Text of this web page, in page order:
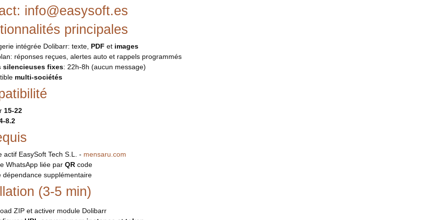
info@easysoft.es
principales
intégrée Dolibarr: texte, PDF et images
réponses reçues, alertes auto et rappels programmés
silencieuses fixes: 22h-8h (aucun message)
multi-sociétés
15-22
8.2
actif EasySoft Tech S.L. - mensaru.com
WhatsApp liée par QR code
dépendance supplémentaire
(3-5 min)
ZIP et activer module Dolibarr